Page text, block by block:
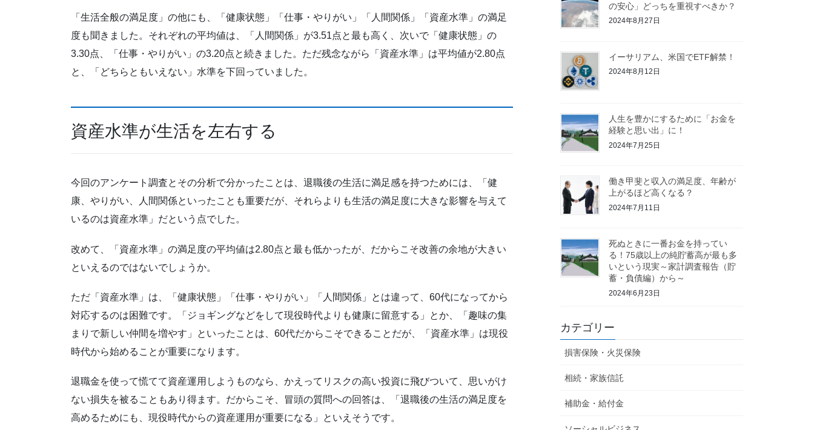
「生活全般の満足度」の他にも、「健康状態」「仕事・やりがい」「人間関係」「資産水準」の満足
度も聞きました。それぞれの平均値は、「人間関係」が3.51点と最も高く、次いで「健康状態」の
3.30点、「仕事・やりがい」の3.20点と続きました。ただ残念ながら「資産水準」は平均値が2.80点
と、「どちらともいえない」水準を下回っていました。
資産水準が生活を左右する
今回のアンケート調査とその分析で分かったことは、退職後の生活に満足感を持つためには、「健
康、やりがい、人間関係といったことも重要だが、それらよりも生活の満足度に大きな影響を与えて
いるのは資産水準」だという点でした。
改めて、「資産水準」の満足度の平均値は2.80点と最も低かったが、だからこそ改善の余地が大きい
といえるのではないでしょうか。
ただ「資産水準」は、「健康状態」「仕事・やりがい」「人間関係」とは違って、60代になってから
対応するのは困難です。「ジョギングなどをして現役時代よりも健康に留意する」とか、「趣味の集
まりで新しい仲間を増やす」といったことは、60代だからこそできることだが、「資産水準」は現役
時代から始めることが重要になります。
退職金を使って慌てて資産運用しようものなら、かえってリスクの高い投資に飛びついて、思いがけ
ない損失を被ることもあり得ます。だからこそ、冒頭の質問への回答は、「退職後の生活の満足度を
高めるためにも、現役時代からの資産運用が重要になる」といえそうです。
の安心」どっちを重視すべきか？
2024年8月27日
イーサリアム、米国でETF解禁！
2024年8月12日
人生を豊かにするために「お金を
経験と思い出」に！
2024年7月25日
働き甲斐と収入の満足度、年齢が
上がるほど高くなる？
2024年7月11日
死ぬときに一番お金を持ってい
る！75歳以上の純貯蓄高が最も多
いという現実～家計調査報告（貯
蓄・負債編）から～
2024年6月23日
カテゴリー
損害保険・火災保険
相続・家族信託
補助金・給付金